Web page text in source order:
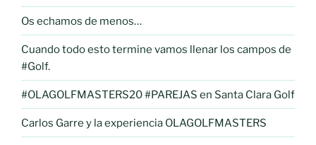
Os echamos de menos…
Cuando todo esto termine vamos llenar los campos de
#Golf.
#OLAGOLFMASTERS20 #PAREJAS en Santa Clara Golf
Carlos Garre y la experiencia OLAGOLFMASTERS